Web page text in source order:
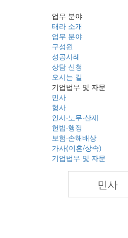
업무 분야
태라 소개
업무 분야
구성원
성공사례
상담 신청
오시는 길
기업법무 및 자문
민사
형사
인사·노무·산재
헌법·행정
보험·손해배상
가사(이혼/상속)
기업법무 및 자문
민사